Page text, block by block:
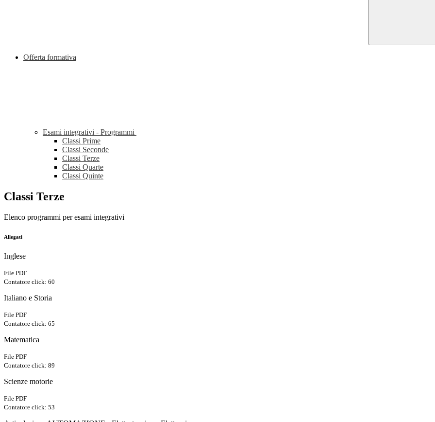
Offerta formativa
Esami integrativi - Programmi
Classi Prime
Classi Seconde
Classi Terze
Classi Quarte
Classi Quinte
Classi Terze
Elenco programmi per esami integrativi
Allegati
Inglese
File PDF
Contatore click: 60
Italiano e Storia
File PDF
Contatore click: 65
Matematica
File PDF
Contatore click: 89
Scienze motorie
File PDF
Contatore click: 53